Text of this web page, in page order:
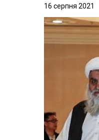
16 серпня 2021